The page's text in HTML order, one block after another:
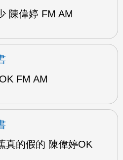
陳偉婷 FM AM
FM AM
真的假的 陳偉婷OK